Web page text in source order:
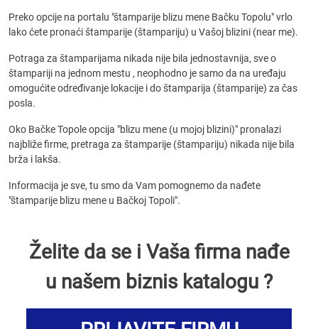
Preko opcije na portalu "štamparije blizu mene Bačku Topolu" vrlo
lako ćete pronaći štamparije (štampariju) u Vašoj blizini (near me).
Potraga za štamparijama nikada nije bila jednostavnija, sve o
štampariji na jednom mestu , neophodno je samo da na uređaju
omogućite određivanje lokacije i do štamparija (štamparije) za čas
posla.
Oko Bačke Topole opcija "blizu mene (u mojoj blizini)" pronalazi
najbliže firme, pretraga za štamparije (štampariju) nikada nije bila
brža i lakša.
Informacija je sve, tu smo da Vam pomognemo da nađete
"štamparije blizu mene u Bačkoj Topoli".
Želite da se i Vaša firma nađe
u našem biznis katalogu ?